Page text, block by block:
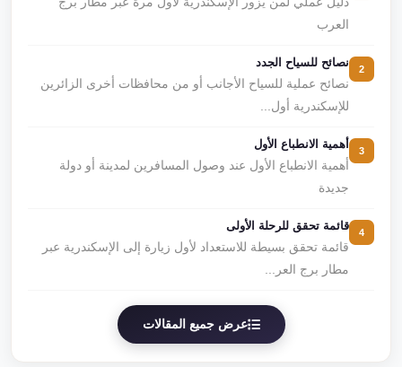
العرب
نصائح للسياح الجدد
نصائح عملية للسياح الأجانب أو من محافظات أخرى الزائرين
للإسكندرية أول...
أهمية الانطباع الأول
أهمية الانطباع الأول عند وصول المسافرين لمدينة أو دولة
جديدة
قائمة تحقق للرحلة الأولى
قائمة تحقق بسيطة للاستعداد لأول زيارة إلى الإسكندرية عبر
مطار برج العر...
عرض جميع المقالات